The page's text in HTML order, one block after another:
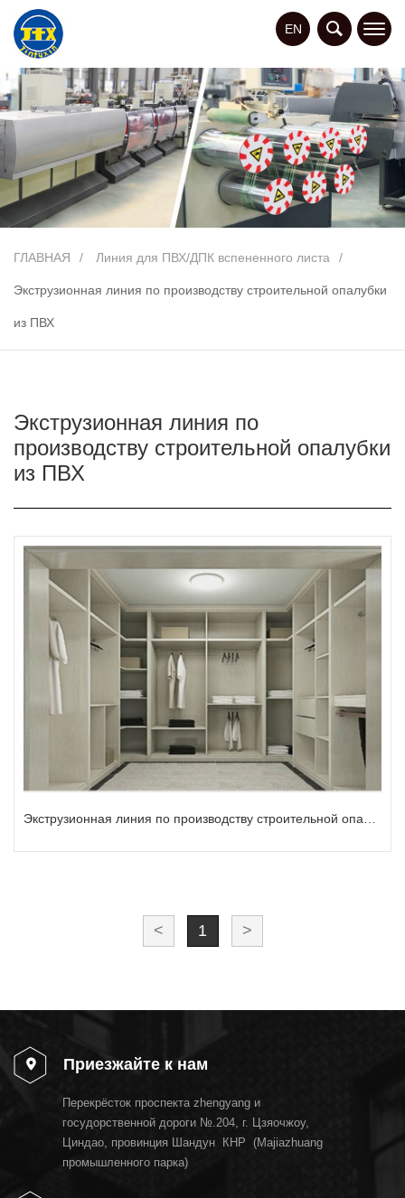
EN
ГЛАВНАЯ Линия для ПВХ/ДПК вспененного листа
Экструзионная линия по производству строительной опалубки
из ПВХ
Экструзионная линия по
производству строительной опалубки
из ПВХ
< 1 >
Приезжайте к нам
Перекрёсток проспекта zhengyang и
госудорственной дороги №.204, г. Цзяочжоу,
Циндао, провинция Шандун КНР (Majiazhuang
промышленного парка)